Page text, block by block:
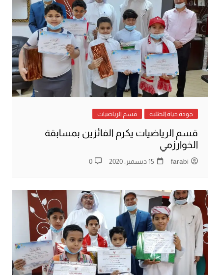
جودة حياة الطلبة قسم الرياضيات
قسم الرياضيات يكرم الفائزين بمسابقة
الخوارزمي
farabi 15 ديسمبر، 2020 0